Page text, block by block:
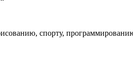
спорту,